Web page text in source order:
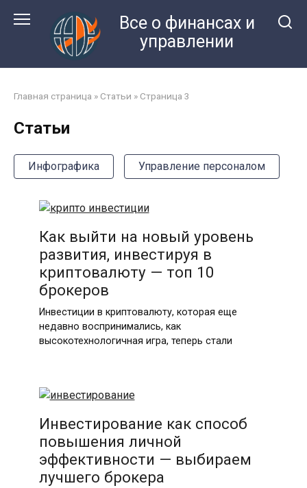
Все о финансах и
управлении
Главная страница » Статьи » Страница 3
Статьи
Инфографика Управление персоналом
Как выйти на новый уровень
развития, инвестируя в
криптовалюту — топ 10
брокеров
Инвестиции в криптовалюту, которая еще
недавно воспринимались, как
высокотехнологичная игра, теперь стали
Инвестирование как способ
повышения личной
эффективности — выбираем
лучшего брокера